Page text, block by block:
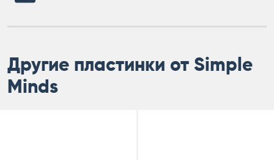
Другие пластинки от Simple
Minds